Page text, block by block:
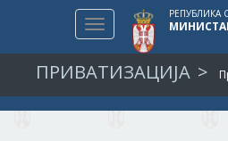
Toggle
navigation
РЕПУБЛИКА
ПРИВАТИЗАЦИЈА